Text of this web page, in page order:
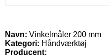
Navn: Vinkelmåler 200 mm
Kategori: Håndværktøj
Producent: